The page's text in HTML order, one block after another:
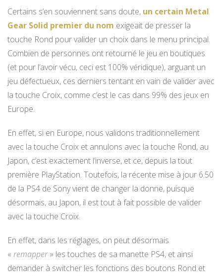
Certains s’en souviennent sans doute, un certain Metal
Gear Solid premier du nom exigeait de presser la
touche Rond pour valider un choix dans le menu principal.
Combien de personnes ont retourné le jeu en boutiques
(et pour l’avoir vécu, ceci est 100% véridique), arguant un
jeu défectueux, ces derniers tentant en vain de valider avec
la touche Croix, comme c’est le cas dans 99% des jeux en
Europe.
En effet, si en Europe, nous validons traditionnellement
avec la touche Croix et annulons avec la touche Rond, au
Japon, c’est exactement l’inverse, et ce, depuis la tout
première PlayStation. Toutefois, la récente mise à jour 6.50
de la PS4 de Sony vient de changer la donne, puisque
désormais, au Japon, il est tout à fait possible de valider
avec la touche Croix.
En effet, dans les réglages, on peut désormais
« remapper» les touches de sa manette PS4, et ainsi
demander à switcher les fonctions des boutons Rond et